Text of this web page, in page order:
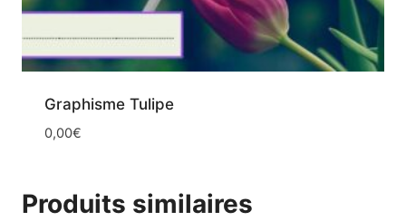
Graphisme Tulipe
0,00€
Produits similaires